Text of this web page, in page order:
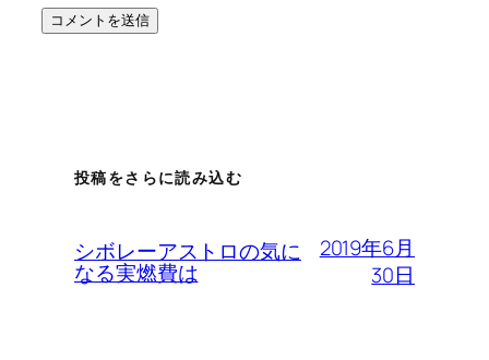
投稿をさらに読み込む
シボレーアストロの気に
なる実燃費は
2019年6月
30日